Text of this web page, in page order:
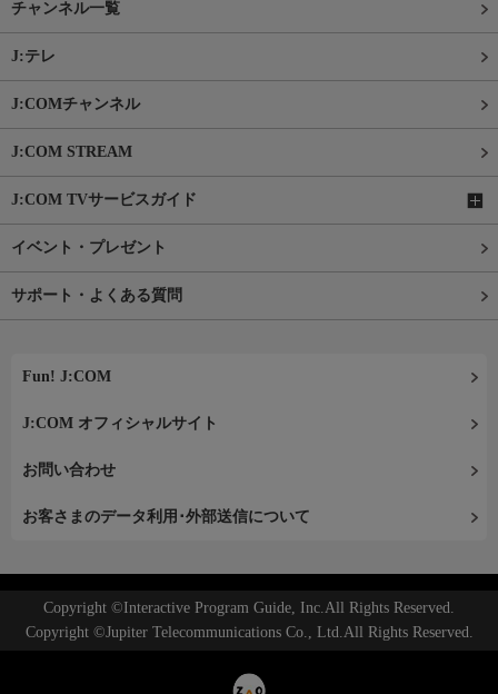
チャンネル一覧
J:テレ
J:COMチャンネル
J:COM STREAM
J:COM TVサービスガイド
イベント・プレゼント
サポート・よくある質問
Fun! J:COM
J:COM オフィシャルサイト
お問い合わせ
お客さまのデータ利用･外部送信について
Copyright ©Interactive Program Guide, Inc.All Rights Reserved.
Copyright ©Jupiter Telecommunications Co., Ltd.All Rights Reserved.